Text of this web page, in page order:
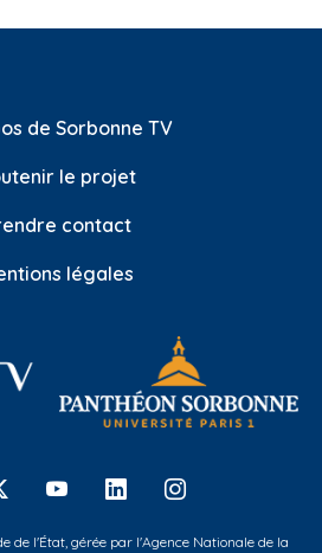
de Sorbonne TV
le projet
contact
légales
de l'État, gérée par l'Agence Nationale de la